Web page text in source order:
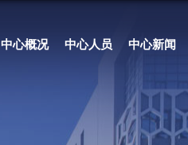
中心概况 中心人员 中心新闻